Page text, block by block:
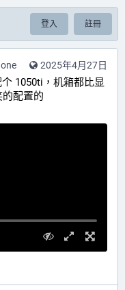
登入 註冊
2025年4月27日
1050ti，机箱都比显
配置的​